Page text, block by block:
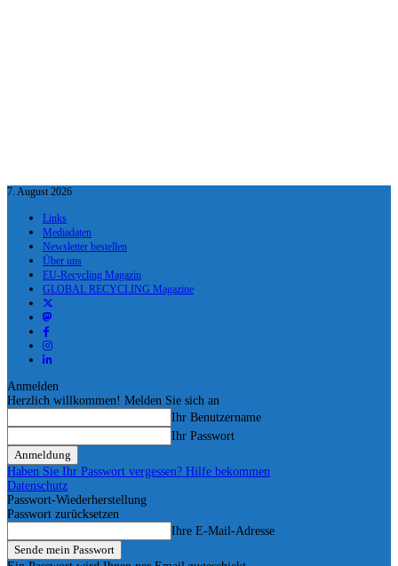
7. August 2026
Links
Mediadaten
Newsletter bestellen
Über uns
EU-Recycling Magazin
GLOBAL RECYCLING Magazine
Anmelden
Herzlich willkommen! Melden Sie sich an
Ihr Benutzername
Ihr Passwort
Haben Sie Ihr Passwort vergessen? Hilfe bekommen
Datenschutz
Passwort-Wiederherstellung
Passwort zurücksetzen
Ihre E-Mail-Adresse